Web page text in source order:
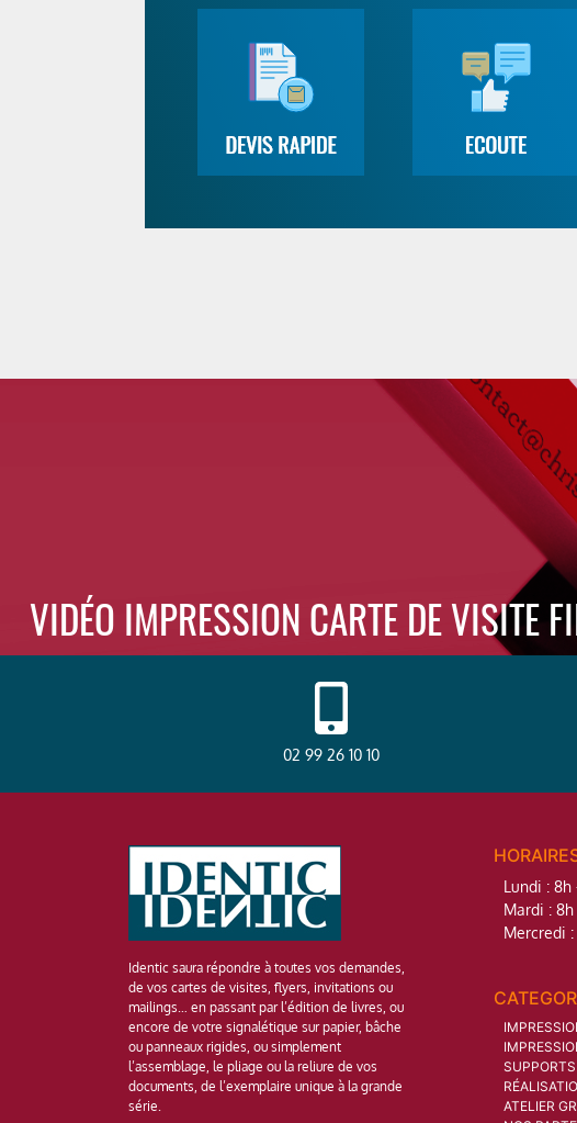
VIDÉO IMPRESSION CARTE DE VISITE
02 99 26 10 10
Identic saura répondre à toutes vos demandes,
de vos cartes de visites, flyers, invitations ou
mailings… en passant par l’édition de livres, ou
encore de votre signalétique sur papier, bâche
ou panneaux rigides, ou simplement
l’assemblage, le pliage ou la reliure de vos
documents, de l’exemplaire unique à la grande
série.
Lundi : 8h
Mardi : 8h
Mercredi :
SUPPORTS
ATELIER